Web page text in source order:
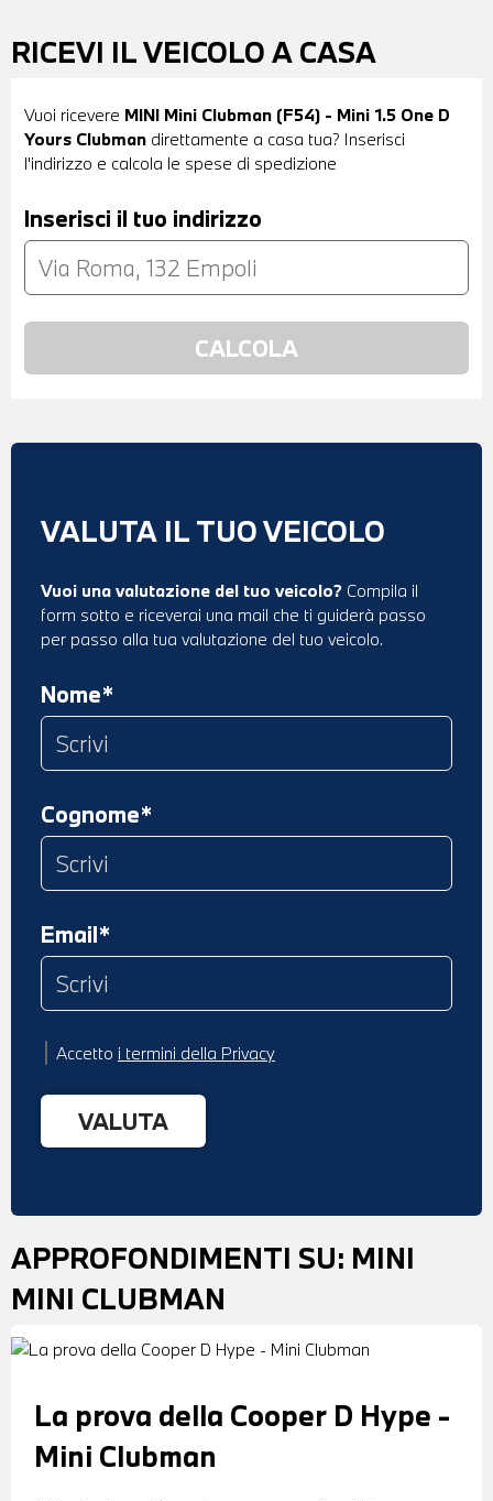
RICEVI IL VEICOLO A CASA
Vuoi ricevere MINI Mini Clubman (F54) - Mini 1.5 One D
Yours Clubman direttamente a casa tua? Inserisci
l'indirizzo e calcola le spese di spedizione
Inserisci il tuo indirizzo
VALUTA IL TUO VEICOLO
Vuoi una valutazione del tuo veicolo? Compila il
form sotto e riceverai una mail che ti guiderà passo
per passo alla tua valutazione del tuo veicolo.
Nome*
Cognome*
Email*
Accetto i termini della Privacy
APPROFONDIMENTI SU: MINI
MINI CLUBMAN
La prova della Cooper D Hype -
Mini Clubman